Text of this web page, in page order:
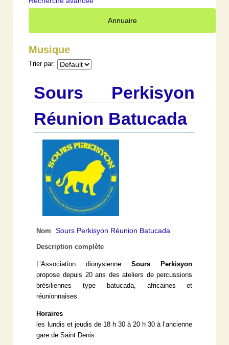
Annuaire
Musique
Trier par:
Sours Perkisyon
Réunion Batucada
Nom Sours Perkisyon Réunion Batucada
Description complète
L’Association dionysienneSours Perkisyon
propose depuis 20 ans des ateliers de percussions
brésiliennes type batucada, africaines et
réunionnaises.
Horaires
les lundis et jeudis de 18 h 30 à 20 h 30 à l’ancienne
gare de Saint Denis